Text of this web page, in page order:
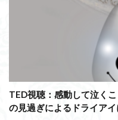
TED視聴：感動して泣く
の見過ぎによるドライアイ